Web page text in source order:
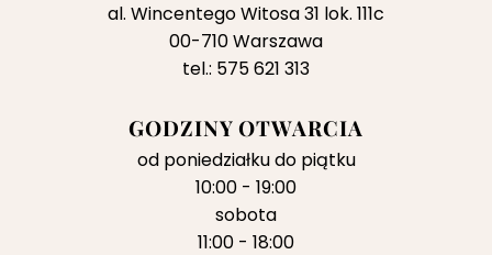
al. Wincentego Witosa 31 lok. 111c
00-710 Warszawa
tel.: 575 621 313
GODZINY OTWARCIA
od poniedziałku do piątku
10:00 - 19:00
sobota
11:00 - 18:00